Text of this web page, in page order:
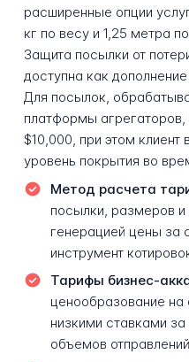
расширенные опции
кг по весу и 1,25 метра
Защита посылки от
доступна как
Для посылок,
платформы
$10,000, при этом
уровень покрытия во
Метод расчета
посылки, размеров и
генерацией цены за
инструмент
Тарифы бизнес-
ценообразование
низкими ставками
объемов отправлений